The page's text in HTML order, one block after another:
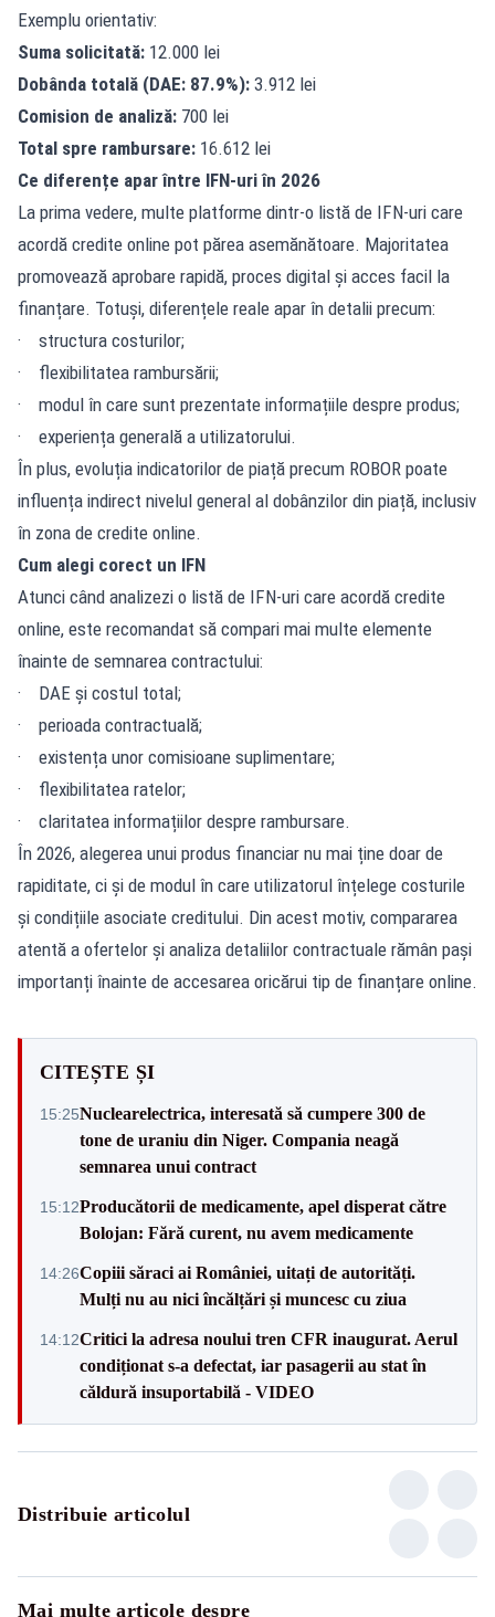
Exemplu orientativ:
Suma solicitată: 12.000 lei
Dobânda totală (DAE: 87.9%): 3.912 lei
Comision de analiză: 700 lei
Total spre rambursare: 16.612 lei
Ce diferențe apar între IFN-uri în 2026
La prima vedere, multe platforme dintr-o listă de IFN-uri care
acordă credite online pot părea asemănătoare. Majoritatea
promovează aprobare rapidă, proces digital și acces facil la
finanțare. Totuși, diferențele reale apar în detalii precum:
· structura costurilor;
· flexibilitatea rambursării;
· modul în care sunt prezentate informațiile despre produs;
· experiența generală a utilizatorului.
În plus, evoluția indicatorilor de piață precum ROBOR poate
influența indirect nivelul general al dobânzilor din piață, inclusiv
în zona de credite online.
Cum alegi corect un IFN
Atunci când analizezi o listă de IFN-uri care acordă credite
online, este recomandat să compari mai multe elemente
înainte de semnarea contractului:
· DAE și costul total;
· perioada contractuală;
· existența unor comisioane suplimentare;
· flexibilitatea ratelor;
· claritatea informațiilor despre rambursare.
În 2026, alegerea unui produs financiar nu mai ține doar de
rapiditate, ci și de modul în care utilizatorul înțelege costurile
și condițiile asociate creditului. Din acest motiv, compararea
atentă a ofertelor și analiza detaliilor contractuale rămân pași
importanți înainte de accesarea oricărui tip de finanțare online.
CITEȘTE ȘI
15:25Nuclearelectrica, interesată să cumpere 300 de
tone de uraniu din Niger. Compania neagă
semnarea unui contract
15:12Producătorii de medicamente, apel disperat către
Bolojan: Fără curent, nu avem medicamente
14:26Copiii săraci ai României, uitați de autorități.
Mulți nu au nici încălțări și muncesc cu ziua
14:12Critici la adresa noului tren CFR inaugurat. Aerul
condiționat s-a defectat, iar pasagerii au stat în
căldură insuportabilă - VIDEO
Distribuie articolul
Mai multe articole despre